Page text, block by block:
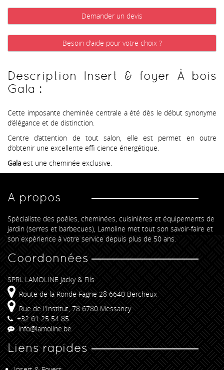
Demander un devis
Besoin d'aide pour votre choix ?
Description Insert & foyer À bois
Gala :
Cette imposante cheminée centrale a été dès le début synonyme
d’élégance et de distinction.
Centre d’attention de tout salon, elle est permet en outre
d’obtenir une excellente effi cience énergétique.
Gala est une cheminée exclusive.
A propos
Spécialiste des poêles, cheminées, cuisinières et équipements de
jardin (serres et barbecues), Lamoline met tout son savoir-faire et
son expérience à votre service depuis plus de 50 ans.
Coordonnées
SPRL LAMOLINE Jacky & Fils
Route de la Ronde Fagne 28 6640 Bercheux
Rue de l'Institut, 78 6780 Messancy
+32 61 25 54 85
info@lamoline.be
Liens rapides